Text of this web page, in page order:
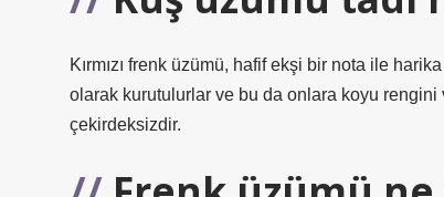
Kırmızı frenk üzümü, hafif ekşi bir nota ile
olarak kurutulurlar ve bu da onlara koyu
çekirdeksizdir.